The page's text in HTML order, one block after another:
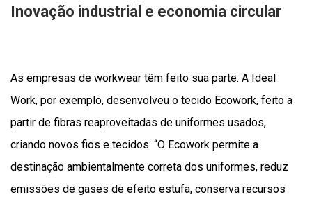
Inovação industrial e economia circular
As empresas de workwear têm feito sua parte. A Ideal
Work, por exemplo, desenvolveu o tecido Ecowork, feito a
partir de fibras reaproveitadas de uniformes usados,
criando novos fios e tecidos. “O Ecowork permite a
destinação ambientalmente correta dos uniformes, reduz
emissões de gases de efeito estufa, conserva recursos